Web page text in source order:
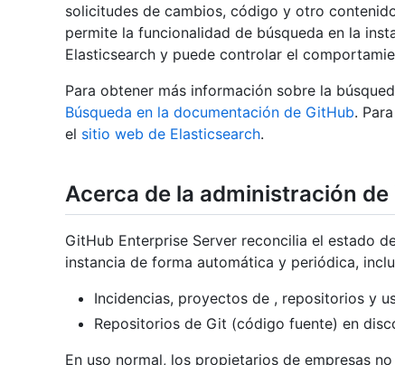
solicitudes de cambios, código y otro
permite la funcionalidad de búsqueda en la
Elasticsearch y puede controlar el
Para obtener más información sobre la
Búsqueda en la documentación de GitHub.
el sitio web de Elasticsearch.
Acerca de la administración
GitHub Enterprise Server reconcilia el estado
instancia de forma automática y periódica,
Incidencias, proyectos de , repositorios y
Repositorios de Git (código fuente) en
En uso normal, los propietarios de empresas